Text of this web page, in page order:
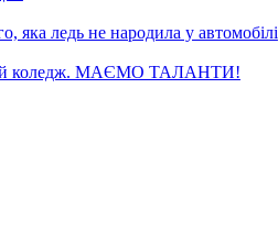
яка ледь не народила у автомобілі
коледж. МАЄМО ТАЛАНТИ!